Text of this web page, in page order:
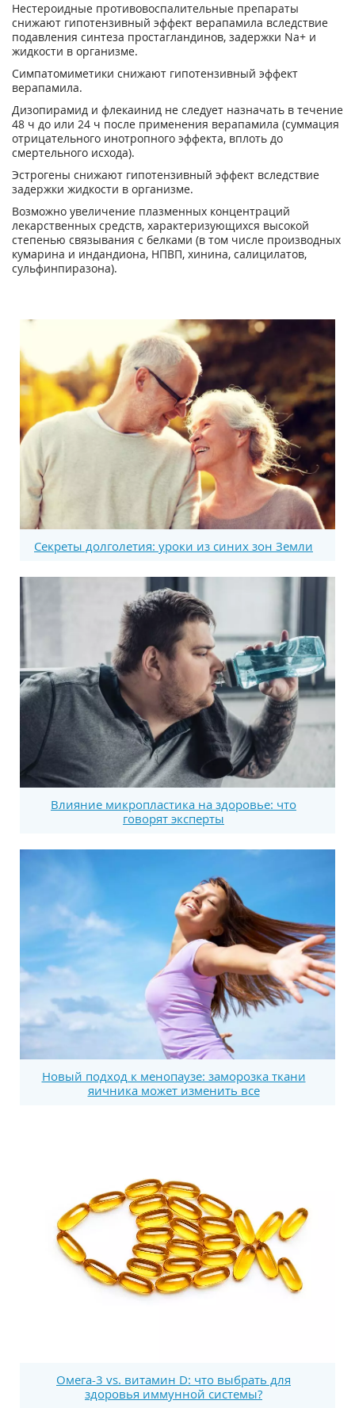
Нестероидные противовоспалительные препараты
снижают гипотензивный эффект верапамила вследствие
подавления синтеза простагландинов, задержки Na+ и
жидкости в организме.
Симпатомиметики снижают гипотензивный эффект
верапамила.
Дизопирамид и флекаинид не следует назначать в течение
48 ч до или 24 ч после применения верапамила (суммация
отрицательного инотропного эффекта, вплоть до
смертельного исхода).
Эстрогены снижают гипотензивный эффект вследствие
задержки жидкости в организме.
Возможно увеличение плазменных концентраций
лекарственных средств, характеризующихся высокой
степенью связывания с белками (в том числе производных
кумарина и индандиона, НПВП, хинина, салицилатов,
сульфинпиразона).
Секреты долголетия: уроки из синих зон Земли
Влияние микропластика на здоровье: что
говорят эксперты
Новый подход к менопаузе: заморозка ткани
яичника может изменить все
Омега-3 vs. витамин D: что выбрать для
здоровья иммунной системы?